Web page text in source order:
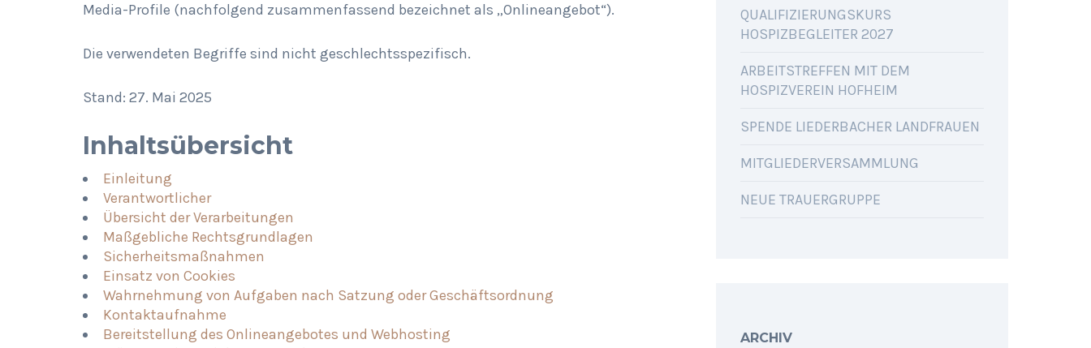
Media-Profile (nachfolgend zusammenfassend bezeichnet als „Onlineangebot“).
Die verwendeten Begriffe sind nicht geschlechtsspezifisch.
Stand: 27. Mai 2025
Inhaltsübersicht
Einleitung
Verantwortlicher
Übersicht der Verarbeitungen
Maßgebliche Rechtsgrundlagen
Sicherheitsmaßnahmen
Einsatz von Cookies
Wahrnehmung von Aufgaben nach Satzung oder Geschäftsordnung
Kontaktaufnahme
Bereitstellung des Onlineangebotes und Webhosting
QUALIFIZIERUNGSKURS
HOSPIZBEGLEITER 2027
ARBEITSTREFFEN MIT DEM
HOSPIZVEREIN HOFHEIM
SPENDE LIEDERBACHER LANDFRAUEN
MITGLIEDERVERSAMMLUNG
NEUE TRAUERGRUPPE
ARCHIV